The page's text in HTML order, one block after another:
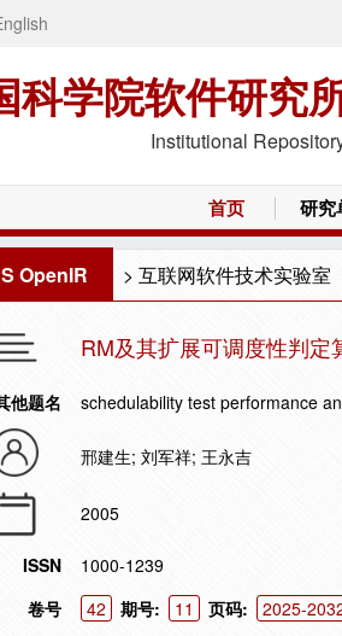
科学院软件研究
Institutional
首页 研究
OpenIR > 互联网软件技术实验室
RM及其扩展可调度性判定
他题名 schedulability test performance
邢建生; 刘军祥; 王永吉
2005
ISSN
1000-1239
卷号
42 期号: 11 页码:
2025-